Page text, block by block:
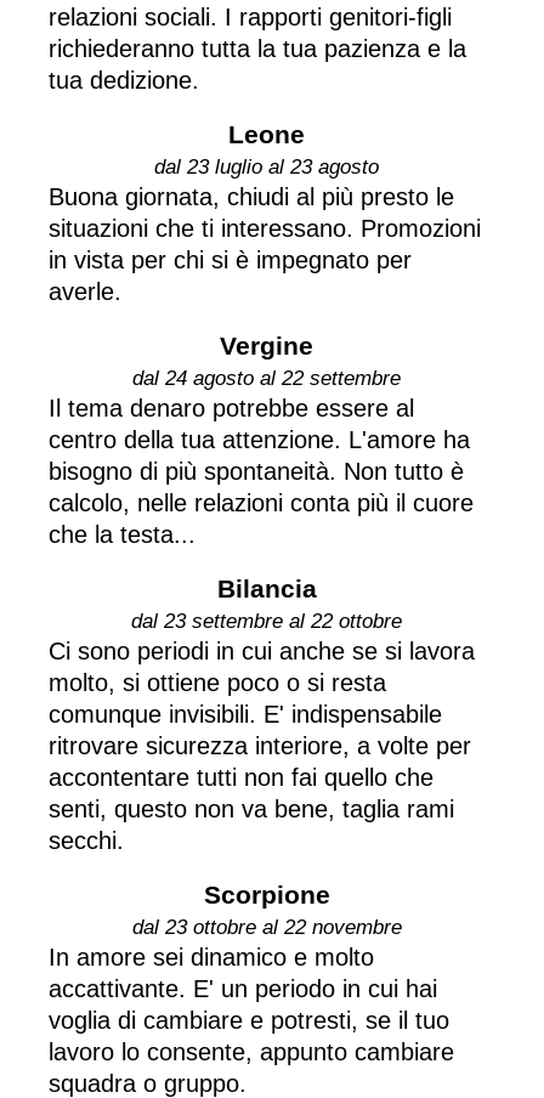
relazioni sociali. I rapporti genitori-figli
richiederanno tutta la tua pazienza e la
tua dedizione.
Leone
dal 23 luglio al 23 agosto
Buona giornata, chiudi al più presto le
situazioni che ti interessano. Promozioni
in vista per chi si è impegnato per
averle.
Vergine
dal 24 agosto al 22 settembre
Il tema denaro potrebbe essere al
centro della tua attenzione. L'amore ha
bisogno di più spontaneità. Non tutto è
calcolo, nelle relazioni conta più il cuore
che la testa...
Bilancia
dal 23 settembre al 22 ottobre
Ci sono periodi in cui anche se si lavora
molto, si ottiene poco o si resta
comunque invisibili. E' indispensabile
ritrovare sicurezza interiore, a volte per
accontentare tutti non fai quello che
senti, questo non va bene, taglia rami
secchi.
Scorpione
dal 23 ottobre al 22 novembre
In amore sei dinamico e molto
accattivante. E' un periodo in cui hai
voglia di cambiare e potresti, se il tuo
lavoro lo consente, appunto cambiare
squadra o gruppo.